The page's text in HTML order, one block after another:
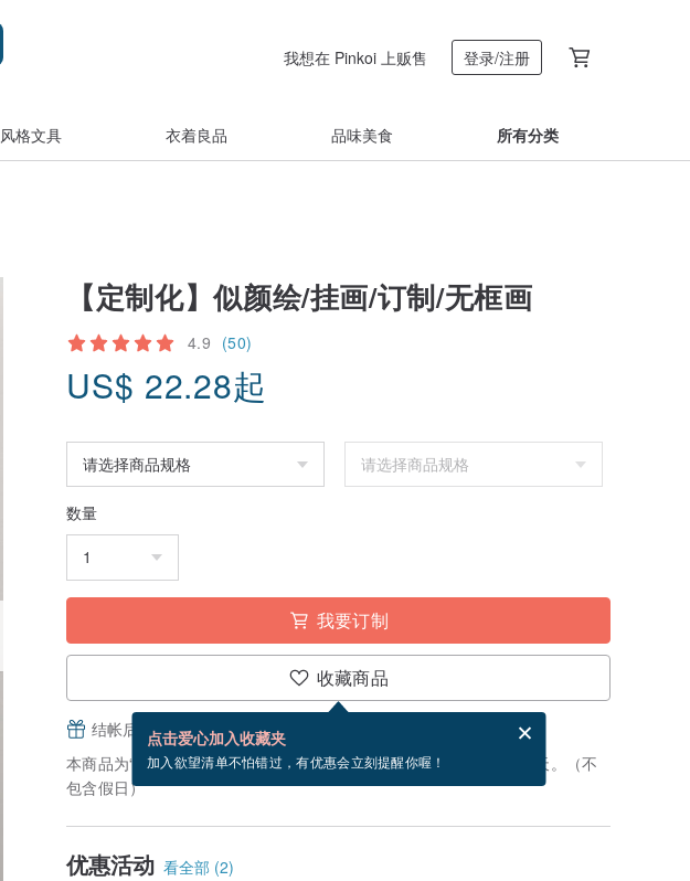
我想在 Pinkoi 上贩售 登录/注册
风格文具 衣着良品 品味美食 所有分类
【定制化】似颜绘/挂画/订制/无框画
4.9 (50)
US$ 22.28起
数量
我要订制
收藏商品
点击爱心加入收藏夹
加入欲望清单不怕错过，有优惠会立刻提醒你喔！
结帐后填写并分享，免费帮你寄送电子贺卡。
电子贺卡是什么？
本商品为“接单订制”。付款后，从开始制作到寄出商品为 12 个工作天。（不
包含假日）
优惠活动 看全部 (2)